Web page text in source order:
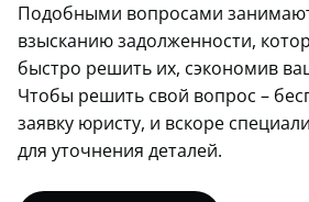
Подобными вопросами
взысканию задолженности,
быстро решить их, сэкономив
Чтобы решить свой вопрос –
заявку юристу, и вскоре
для уточнения деталей.